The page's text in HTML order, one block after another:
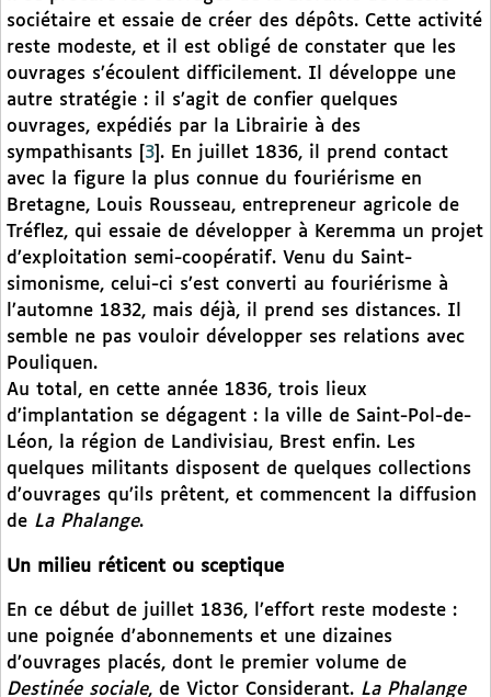
sociétaire et essaie de créer des dépôts. Cette activité
reste modeste, et il est obligé de constater que les
ouvrages s’écoulent difficilement. Il développe une
autre stratégie : il s’agit de confier quelques
ouvrages, expédiés par la Librairie à des
sympathisants
3 . En juillet 1836, il prend contact
avec la figure la plus connue du fouriérisme en
Bretagne, Louis Rousseau, entrepreneur agricole de
Tréflez, qui essaie de développer à Keremma un projet
d’exploitation semi-coopératif. Venu du Saint-
simonisme, celui-ci s’est converti au fouriérisme à
l’automne 1832, mais déjà, il prend ses distances. Il
semble ne pas vouloir développer ses relations avec
Pouliquen.
Au total, en cette année 1836, trois lieux
d’implantation se dégagent : la ville de Saint-Pol-de-
Léon, la région de Landivisiau, Brest enfin. Les
quelques militants disposent de quelques collections
d’ouvrages qu’ils prêtent, et commencent la diffusion
de La Phalange.
Un milieu réticent ou sceptique
En ce début de juillet 1836, l’effort reste modeste :
une poignée d’abonnements et une dizaines
d’ouvrages placés, dont le premier volume de
Destinée sociale, de Victor Considerant. La Phalange